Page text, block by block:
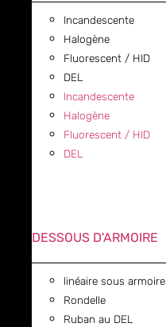
Incandescente
Halogène
Fluorescent / HID
DEL
Incandescente
Halogène
Fluorescent / HID
DEL
DESSOUS D'ARMOIRE
linéaire sous armoire
Rondelle
Ruban au DEL